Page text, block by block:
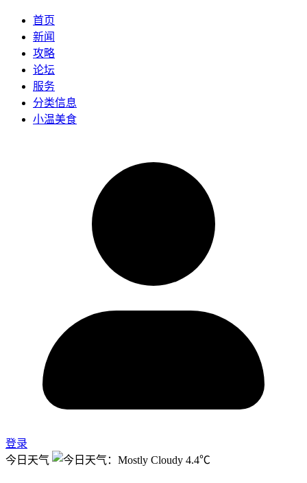
首页
新闻
攻略
论坛
服务
分类信息
小温美食
登录
今日天气
4.4℃